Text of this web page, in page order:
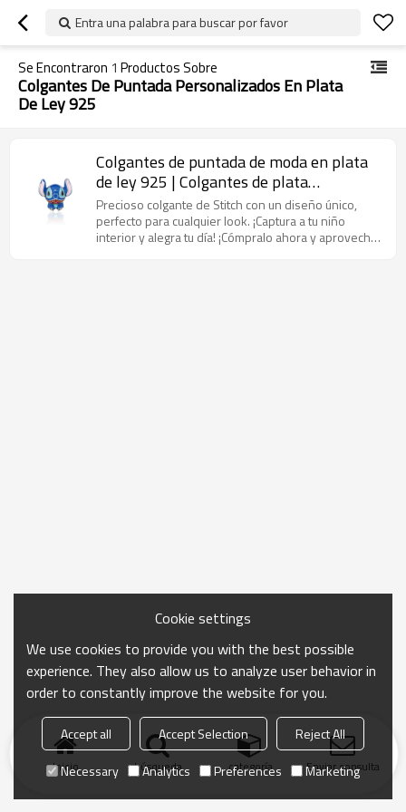
Entra una palabra para buscar por favor
Se Encontraron 1 Productos Sobre
Colgantes De Puntada Personalizados En Plata
De Ley 925
Colgantes de puntada de moda en plata
de ley 925 | Colgantes de plata
personalizados con esmalte de alta
calidad
Precioso colgante de Stitch con un diseño único,
perfecto para cualquier look. ¡Captura a tu niño
interior y alegra tu día! ¡Cómpralo ahora y aprovecha
Inicio búsqueda categoría Enviar consulta
Cookie settings
We use cookies to provide you with the best possible
experience. They also allow us to analyze user behavior in
order to constantly improve the website for you.
Accept all Accept Selection
Reject All
Necessary
Analytics Preferences Marketing